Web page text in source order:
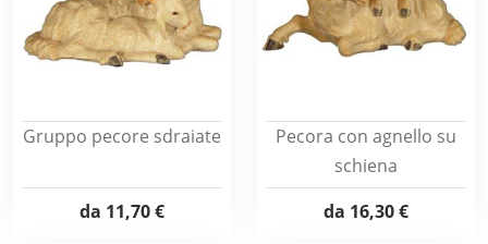
Gruppo pecore sdraiate
da 11,70 €
Pecora con agnello su
schiena
da 16,30 €